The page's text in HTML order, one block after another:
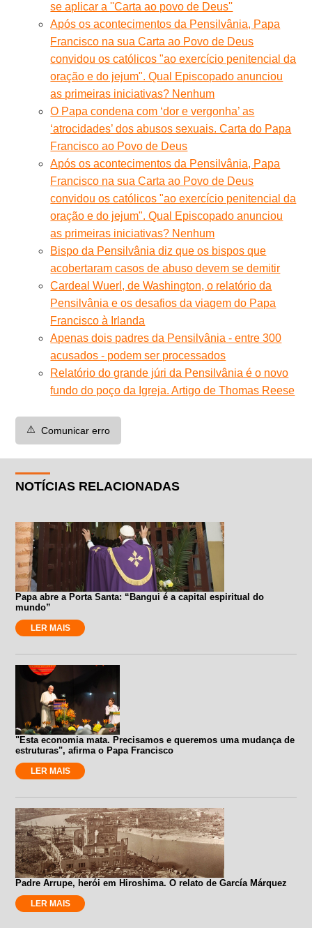
se aplicar a ''Carta ao povo de Deus''
Após os acontecimentos da Pensilvânia, Papa
Francisco na sua Carta ao Povo de Deus
convidou os católicos "ao exercício penitencial da
oração e do jejum". Qual Episcopado anunciou
as primeiras iniciativas? Nenhum
O Papa condena com ‘dor e vergonha’ as
‘atrocidades’ dos abusos sexuais. Carta do Papa
Francisco ao Povo de Deus
Após os acontecimentos da Pensilvânia, Papa
Francisco na sua Carta ao Povo de Deus
convidou os católicos "ao exercício penitencial da
oração e do jejum". Qual Episcopado anunciou
as primeiras iniciativas? Nenhum
Bispo da Pensilvânia diz que os bispos que
acobertaram casos de abuso devem se demitir
Cardeal Wuerl, de Washington, o relatório da
Pensilvânia e os desafios da viagem do Papa
Francisco à Irlanda
Apenas dois padres da Pensilvânia - entre 300
acusados - podem ser processados
Relatório do grande júri da Pensilvânia é o novo
fundo do poço da Igreja. Artigo de Thomas Reese
⚠️ Comunicar erro
NOTÍCIAS RELACIONADAS
Papa abre a Porta Santa: “Bangui é a capital espiritual do
mundo”
LER MAIS
"Esta economia mata. Precisamos e queremos uma mudança de
estruturas", afirma o Papa Francisco
LER MAIS
Padre Arrupe, herói em Hiroshima. O relato de García Márquez
LER MAIS